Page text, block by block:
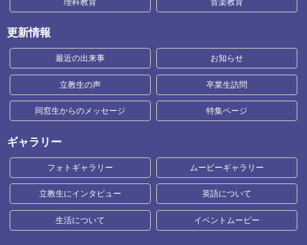
更新情報
最近の出来事 お知らせ
立教生の声 卒業生訪問
同窓生からのメッセージ 特集ページ
ギャラリー
フォトギャラリー ムービーギャラリー
立教生にインタビュー 英語について
生活について イベントムービー